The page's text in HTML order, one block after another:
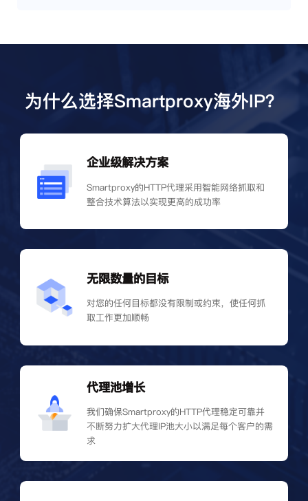
为什么选择Smartproxy海外IP？
企业级解决方案
Smartproxy的HTTP代理采用智能网络抓取和
整合技术算法以实现更高的成功率
无限数量的目标
对您的任何目标都没有限制或约束，使任何抓
取工作更加顺畅
代理池增长
我们确保Smartproxy的HTTP代理稳定可靠并
不断努力扩大代理IP池大小以满足每个客户的需
求